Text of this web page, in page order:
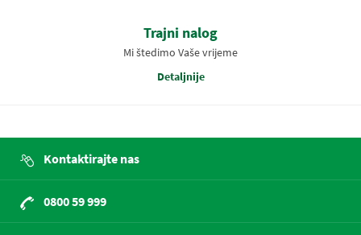
Trajni nalog
Mi štedimo Vaše vrijeme
Detaljnije
Kontaktirajte nas
0800 59 999